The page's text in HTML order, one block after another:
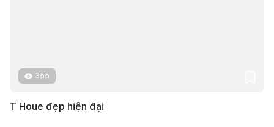
355
T Houe đẹp hiện đại